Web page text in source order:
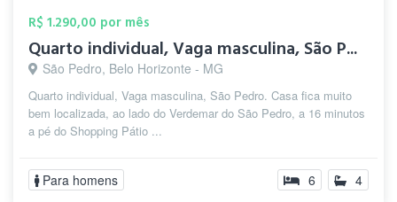
R$ 1.290,00 por mês
Quarto individual, Vaga masculina, São P...
São Pedro, Belo Horizonte - MG
Quarto individual, Vaga masculina, São Pedro. Casa fica muito
bem localizada, ao lado do Verdemar do São Pedro, a 16 minutos
a pé do Shopping Pátio ...
Para homens 6 4